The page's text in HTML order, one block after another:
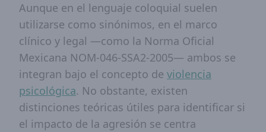
Aunque en el lenguaje coloquial suelen
utilizarse como sinónimos, en el marco
clínico y legal —como la Norma Oficial
Mexicana NOM-046-SSA2-2005— ambos se
integran bajo el concepto de violencia
psicológica. No obstante, existen
distinciones teóricas útiles para identificar si
el impacto de la agresión se centra